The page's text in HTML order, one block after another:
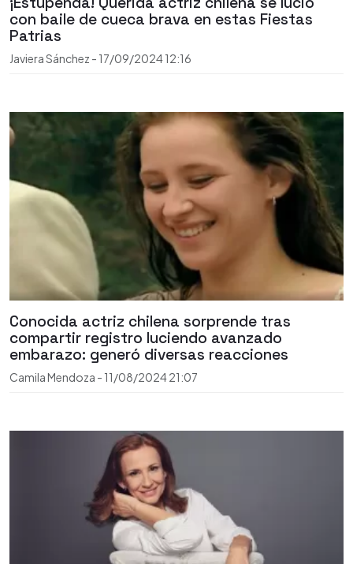
con baile de cueca brava en estas Fiestas
Patrias
Javiera Sánchez - 17/09/202412:16
Conocida actriz chilena sorprende tras
compartir registro luciendo avanzado
embarazo: generó diversas reacciones
Camila Mendoza - 11/08/202421:07